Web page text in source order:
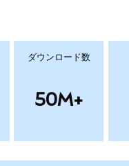
ダウンロード数
50M+